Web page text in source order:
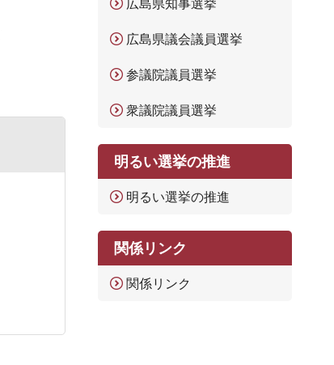
広島県議会議員選挙
参議院議員選挙
衆議院議員選挙
明るい選挙の推進
明るい選挙の推進
関係リンク
関係リンク